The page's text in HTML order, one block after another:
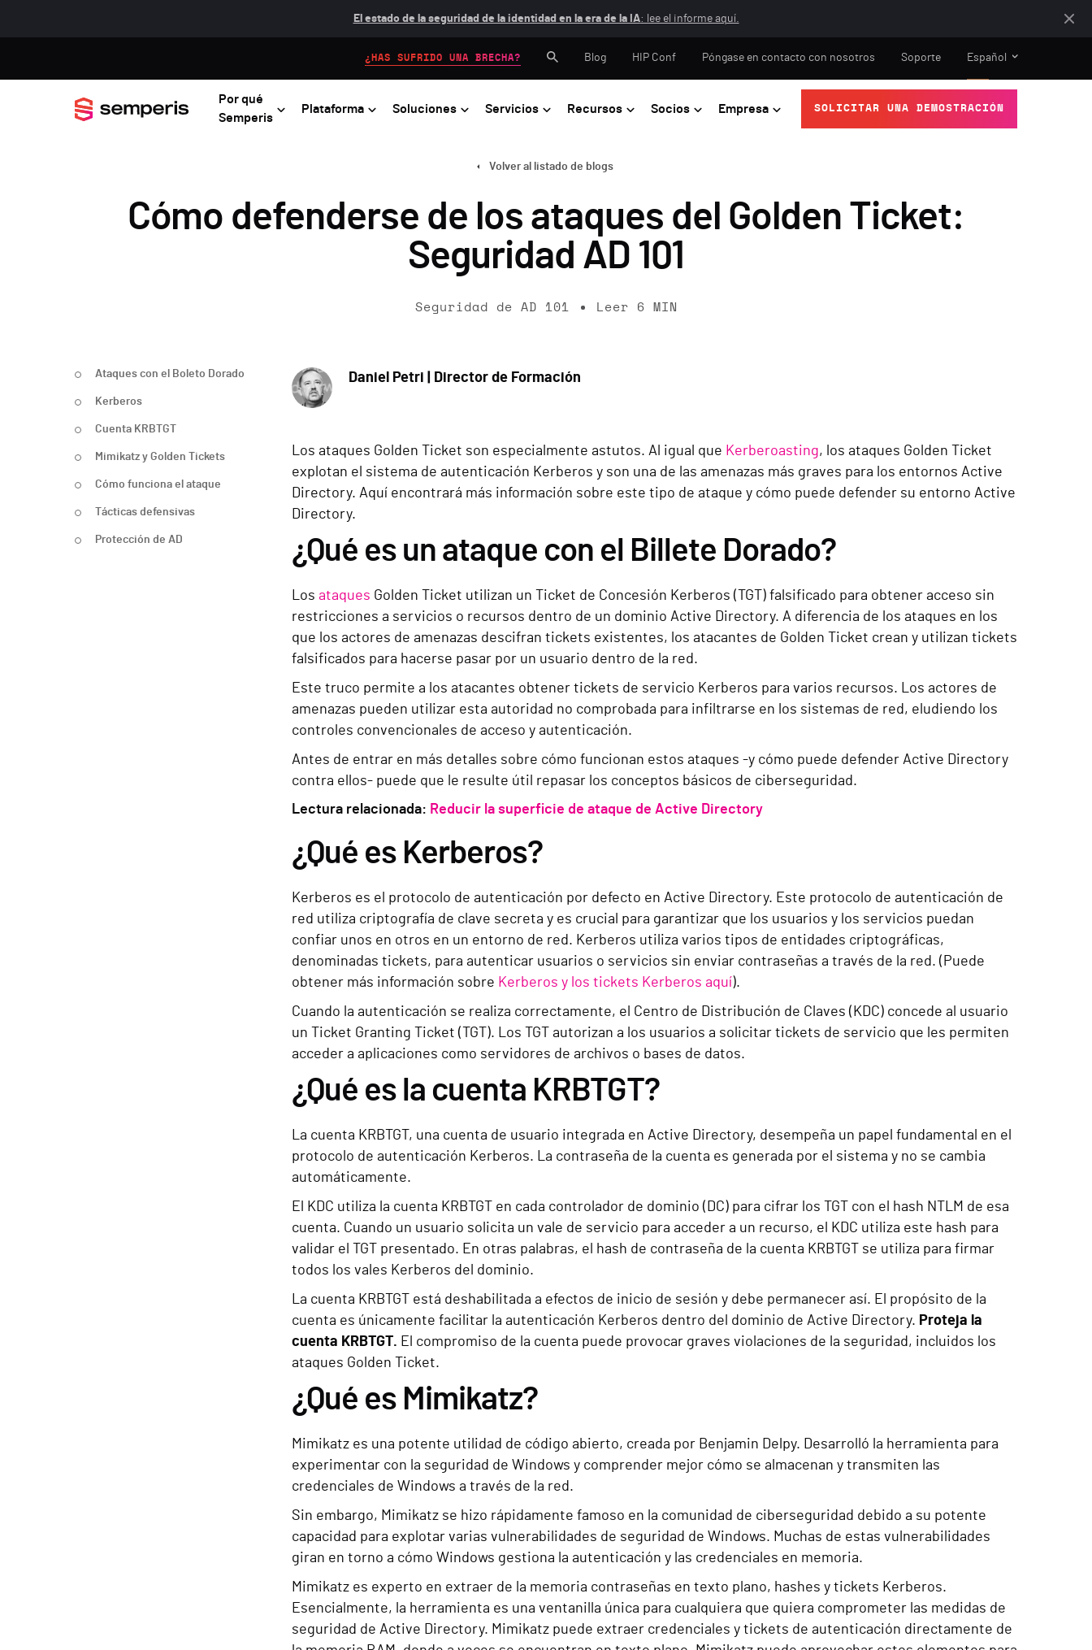
El estado de la seguridad de la identidad en la era de la IA: lee el informe aquí.
Por qué
Semperis
Plataforma Soluciones Servicios Recursos Socios Empresa SOLICITAR UNA DEMOSTRACIÓN
¿HAS SUFRIDO UNA BRECHA? Blog HIP Conf Póngase en contacto con nosotros Soporte Español
Volver al listado de blogs
Cómo defenderse de los ataques del Golden Ticket:
Seguridad AD 101
Seguridad de AD 101 Leer 6 MIN
Ataques con el Boleto Dorado
Kerberos
Cuenta KRBTGT
Mimikatz y Golden Tickets
Cómo funciona el ataque
Tácticas defensivas
Protección de AD
Daniel Petri | Director de Formación
Los ataques Golden Ticket son especialmente astutos. Al igual que Kerberoasting, los ataques Golden Ticket
explotan el sistema de autenticación Kerberos y son una de las amenazas más graves para los entornos Active
Directory. Aquí encontrará más información sobre este tipo de ataque y cómo puede defender su entorno Active
Directory.
¿Qué es un ataque con el Billete Dorado?
Los ataques Golden Ticket utilizan un Ticket de Concesión Kerberos (TGT) falsificado para obtener acceso sin
restricciones a servicios o recursos dentro de un dominio Active Directory. A diferencia de los ataques en los
que los actores de amenazas descifran tickets existentes, los atacantes de Golden Ticket crean y utilizan tickets
falsificados para hacerse pasar por un usuario dentro de la red.
Este truco permite a los atacantes obtener tickets de servicio Kerberos para varios recursos. Los actores de
amenazas pueden utilizar esta autoridad no comprobada para infiltrarse en los sistemas de red, eludiendo los
controles convencionales de acceso y autenticación.
Antes de entrar en más detalles sobre cómo funcionan estos ataques -y cómo puede defender Active Directory
contra ellos- puede que le resulte útil repasar los conceptos básicos de ciberseguridad.
Lectura relacionada: Reducir la superficie de ataque de Active Directory
¿Qué es Kerberos?
Kerberos es el protocolo de autenticación por defecto en Active Directory. Este protocolo de autenticación de
red utiliza criptografía de clave secreta y es crucial para garantizar que los usuarios y los servicios puedan
confiar unos en otros en un entorno de red. Kerberos utiliza varios tipos de entidades criptográficas,
denominadas tickets, para autenticar usuarios o servicios sin enviar contraseñas a través de la red. (Puede
obtener más información sobre Kerberos y los tickets Kerberos aquí).
Cuando la autenticación se realiza correctamente, el Centro de Distribución de Claves (KDC) concede al usuario
un Ticket Granting Ticket (TGT). Los TGT autorizan a los usuarios a solicitar tickets de servicio que les permiten
acceder a aplicaciones como servidores de archivos o bases de datos.
¿Qué es la cuenta KRBTGT?
La cuenta KRBTGT, una cuenta de usuario integrada en Active Directory, desempeña un papel fundamental en el
protocolo de autenticación Kerberos. La contraseña de la cuenta es generada por el sistema y no se cambia
automáticamente.
El KDC utiliza la cuenta KRBTGT en cada controlador de dominio (DC) para cifrar los TGT con el hash NTLM de esa
cuenta. Cuando un usuario solicita un vale de servicio para acceder a un recurso, el KDC utiliza este hash para
validar el TGT presentado. En otras palabras, el hash de contraseña de la cuenta KRBTGT se utiliza para firmar
todos los vales Kerberos del dominio.
La cuenta KRBTGT está deshabilitada a efectos de inicio de sesión y debe permanecer así. El propósito de la
cuenta es únicamente facilitar la autenticación Kerberos dentro del dominio de Active Directory. Proteja la
cuenta KRBTGT. El compromiso de la cuenta puede provocar graves violaciones de la seguridad, incluidos los
ataques Golden Ticket.
¿Qué es Mimikatz?
Mimikatz es una potente utilidad de código abierto, creada por Benjamin Delpy. Desarrolló la herramienta para
experimentar con la seguridad de Windows y comprender mejor cómo se almacenan y transmiten las
credenciales de Windows a través de la red.
Sin embargo, Mimikatz se hizo rápidamente famoso en la comunidad de ciberseguridad debido a su potente
capacidad para explotar varias vulnerabilidades de seguridad de Windows. Muchas de estas vulnerabilidades
giran en torno a cómo Windows gestiona la autenticación y las credenciales en memoria.
Mimikatz es experto en extraer de la memoria contraseñas en texto plano, hashes y tickets Kerberos.
Esencialmente, la herramienta es una ventanilla única para cualquiera que quiera comprometer las medidas de
seguridad de Active Directory. Mimikatz puede extraer credenciales y tickets de autenticación directamente de